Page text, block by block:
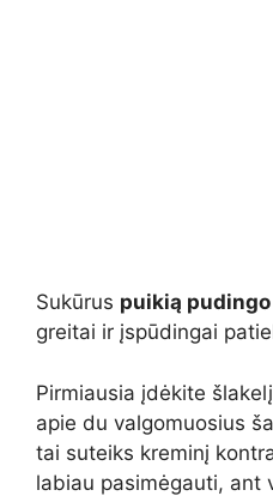
Sukūrus puikią
greitai ir įspūdingai
Pirmiausia įdėkite šlakelį
apie du valgomuosius
tai suteiks kreminį
labiau pasimėgauti, ant